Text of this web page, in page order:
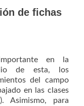
de fichas
en la
de esta, los
del campo
en las clases
Asimismo, para